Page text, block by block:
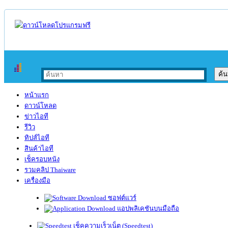
หน้าแรก
ดาวน์โหลด
ข่าวไอที
รีวิว
ทิปส์ไอที
สินค้าไอที
เช็ครอบหนัง
รวมคลิป Thaiware
เครื่องมือ
ซอฟต์แวร์
แอปพลิเคชันบนมือถือ
เช็คความเร็วเน็ต (Speedtest)